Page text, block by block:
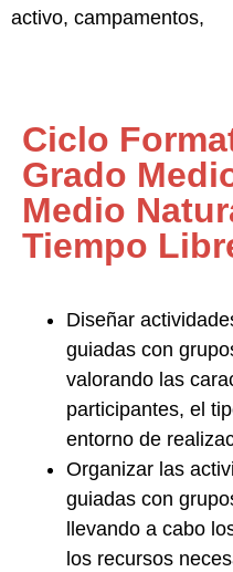
activo, campamentos,
Ciclo
Grado
Medio
Tiempo
Diseñar
guiadas con
valorando las
participantes, el
entorno de
Organizar las
guiadas con
llevando a cabo
los recursos